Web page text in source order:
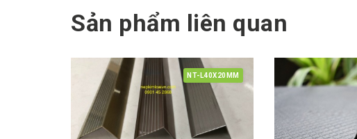
Sản phẩm liên quan
NT-L40X20MM